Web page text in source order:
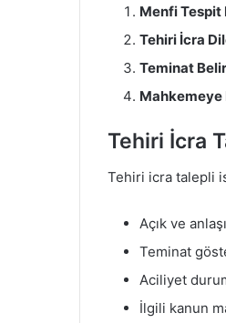
Menfi Tespit
Tehiri İcra
Teminat
Mahkemeye
Tehiri İcra
Tehiri icra talepli
Açık ve
Teminat
Aciliyet
İlgili kanun